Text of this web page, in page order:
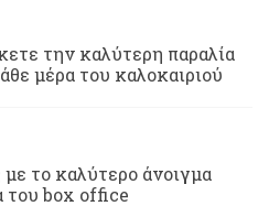
την καλύτερη παραλία
μέρα του καλοκαιριού
με το καλύτερο άνοιγμα
του box office